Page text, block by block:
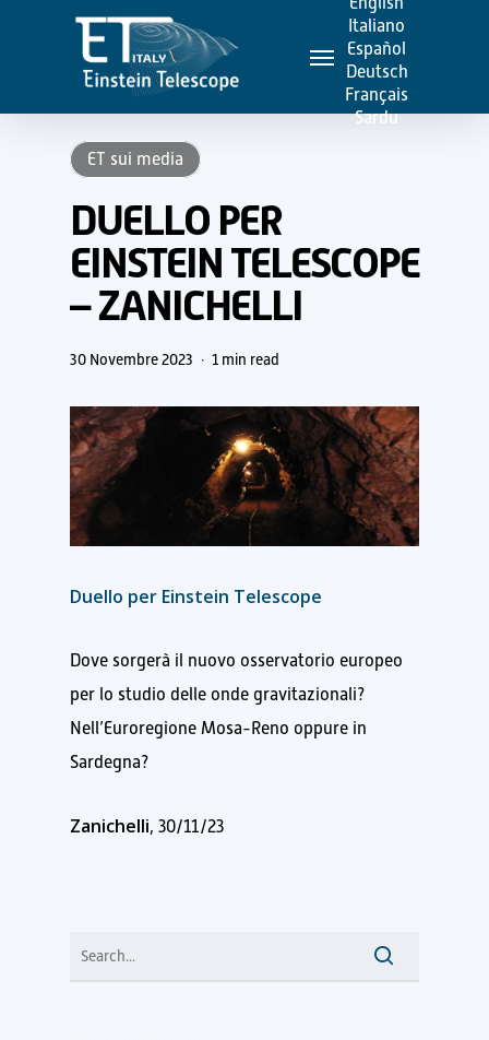
content
Menu
Italiano
Español
Deutsch
Français
Sardu
ET sui media
DUELLO PER
EINSTEIN TELESCOPE
– ZANICHELLI
30 Novembre 2023 1 min read
Duello per Einstein Telescope
Dove sorgerà il nuovo osservatorio europeo
per lo studio delle onde gravitazionali?
Nell’Euroregione Mosa-Reno oppure in
Sardegna?
Zanichelli, 30/11/23